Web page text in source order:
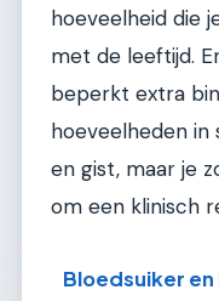
hoeveelheid die
met de leeftijd.
beperkt extra
hoeveelheden in
en gist, maar je
om een klinisch
Bloedsuiker